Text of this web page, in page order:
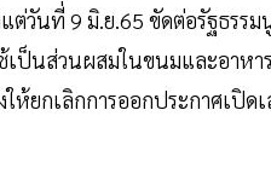
ต่วันที่ 9 มิ.ย.65 ขัดต่อรัฐธร
เป็นส่วนผสมในขนมและอาห
ให้ยกเลิกการออกประกาศเปิด